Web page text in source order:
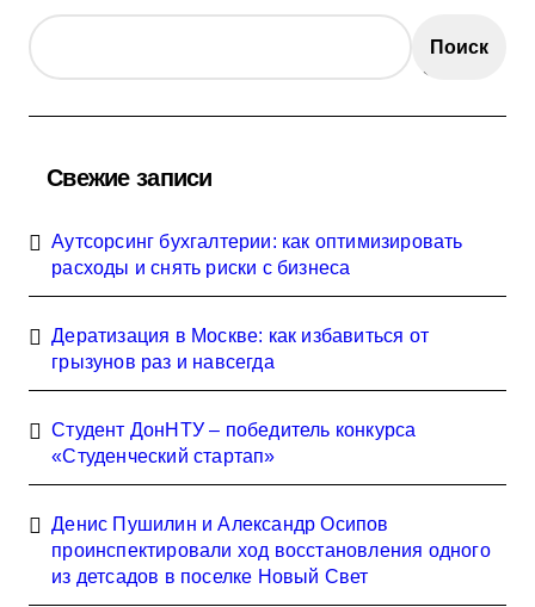
Поиск
Свежие записи
Аутсорсинг бухгалтерии: как оптимизировать
расходы и снять риски с бизнеса
Дератизация в Москве: как избавиться от
грызунов раз и навсегда
Студент ДонНТУ – победитель конкурса
«Студенческий стартап»
Денис Пушилин и Александр Осипов
проинспектировали ход восстановления одного
из детсадов в поселке Новый Свет